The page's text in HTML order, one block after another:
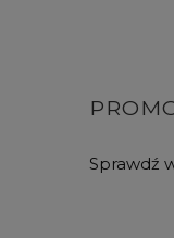
Sprawdź